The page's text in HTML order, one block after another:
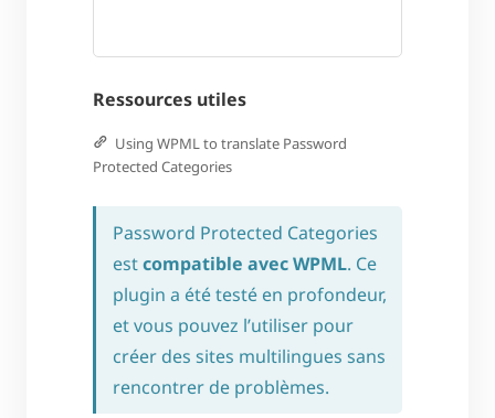
Ressources utiles
Using WPML to translate Password
Protected Categories
Password Protected Categories
estcompatible avec WPML. Ce
plugin a été testé en profondeur,
et vous pouvez l’utiliser pour
créer des sites multilingues sans
rencontrer de problèmes.